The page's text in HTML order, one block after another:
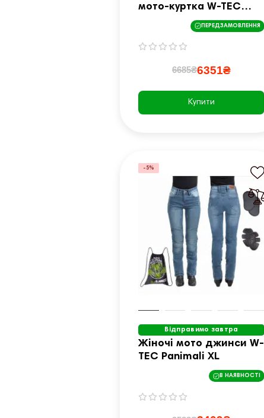
мото-куртка W-TEC
Langon NF-2753 -
розмір M / чорно-синя
ПЕРЕДЗАМОВЛЕННЯ
6685₴6351₴
Купити
-5%
Відправимо завтра
Жіночі мото джинси W-
TEC Panimali XL
В НАЯВНОСТІ